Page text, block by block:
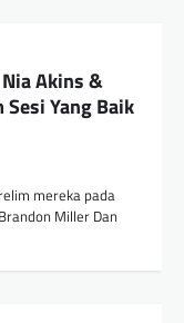
Akins &
Sesi Yang Baik
mereka pada
Miller Dan